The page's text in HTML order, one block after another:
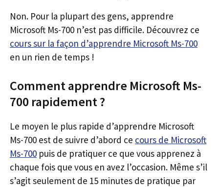
Non. Pour la plupart des gens, apprendre
Microsoft Ms-700 n’est pas difficile. Découvrez ce
cours sur la façon d’apprendre Microsoft Ms-700
en un rien de temps !
Comment apprendre Microsoft Ms-
700 rapidement ?
Le moyen le plus rapide d’apprendre Microsoft
Ms-700 est de suivre d’abord ce cours de Microsoft
Ms-700 puis de pratiquer ce que vous apprenez à
chaque fois que vous en avez l’occasion. Même s’il
s’agit seulement de 15 minutes de pratique par